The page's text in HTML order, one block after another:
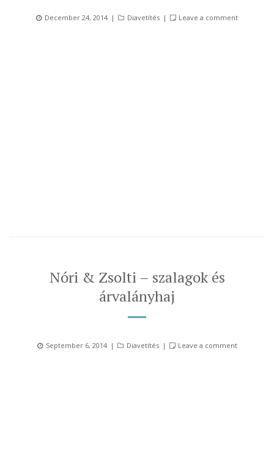
Posted
December 24, 2014 Categories
Diavetítés Leave a comment
Nóri & Zsolti – szalagok és
árvalányhaj
Posted
September 6, 2014 Categories
Diavetítés Leave a comment